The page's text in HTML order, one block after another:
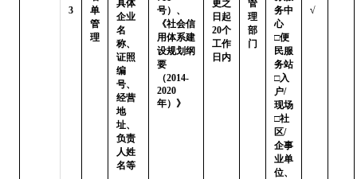
3
单
管
理
具体
企业
名
称、
证照
编
号、
经营
地
址、
负责
人姓
名等
号）、
《社会信
用体系建
设规划纲
要
（2014-
2020
年）》
更之
日起
20个
工作
日内
管
理
部
门
务中
心
□便
民服
务站
□入
户/
现场
□社
区/
企事
业单
位、
√